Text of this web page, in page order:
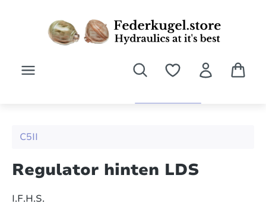
C5II
Regulator hinten LDS
I.F.H.S.